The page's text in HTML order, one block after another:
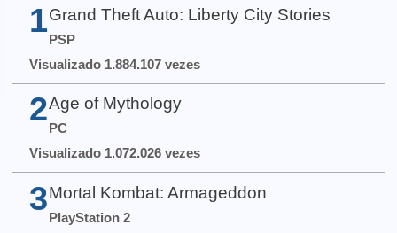
1 Grand Theft Auto: Liberty City Stories
PSP
Visualizado 1.884.107 vezes
2 Age of Mythology
PC
Visualizado 1.072.026 vezes
3 Mortal Kombat: Armageddon
PlayStation 2